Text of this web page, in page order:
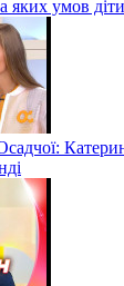
яких умов